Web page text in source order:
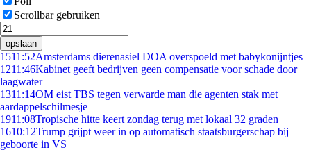
Scrollbar gebruiken
opslaan
1511:52Amsterdams dierenasiel DOA overspoeld met babykonijntjes
1211:46Kabinet geeft bedrijven geen compensatie voor schade door
laagwater
1311:14OM eist TBS tegen verwarde man die agenten stak met
aardappelschilmesje
1911:08Tropische hitte keert zondag terug met lokaal 32 graden
1610:12Trump grijpt weer in op automatisch staatsburgerschap bij
geboorte in VS